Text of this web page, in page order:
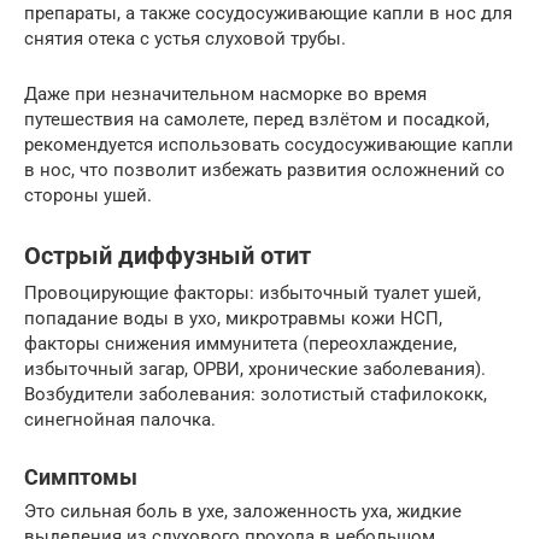
препараты, а также сосудосуживающие капли в нос для
снятия отека с устья слуховой трубы.
Даже при незначительном насморке во время
путешествия на самолете, перед взлётом и посадкой,
рекомендуется использовать сосудосуживающие капли
в нос, что позволит избежать развития осложнений со
стороны ушей.
Острый диффузный отит
Провоцирующие факторы: избыточный туалет ушей,
попадание воды в ухо, микротравмы кожи НСП,
факторы снижения иммунитета (переохлаждение,
избыточный загар, ОРВИ, хронические заболевания).
Возбудители заболевания: золотистый стафилококк,
синегнойная палочка.
Симптомы
Это сильная боль в ухе, заложенность уха, жидкие